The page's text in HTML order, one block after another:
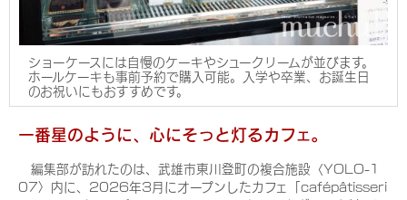
ショーケースには自慢のケーキやシュークリームが並びます。
ホールケーキも事前予約で購入可能。入学や卒業、お誕生日
のお祝いにもおすすめです。
一番星のように、心にそっと灯るカフェ。
編集部が訪れたのは、武雄市東川登町の複合施設〈YOLO-1
07〉内に、2026年3月にオープンしたカフェ「cafépâtisseri